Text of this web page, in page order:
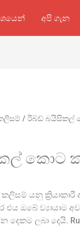
අපි ගැන
/ රිබ්ඩ් බයිසිකල්
කොට
යනු
එය ඔබේ ව්‍යායාම
දෙකම ලබා දෙයි.